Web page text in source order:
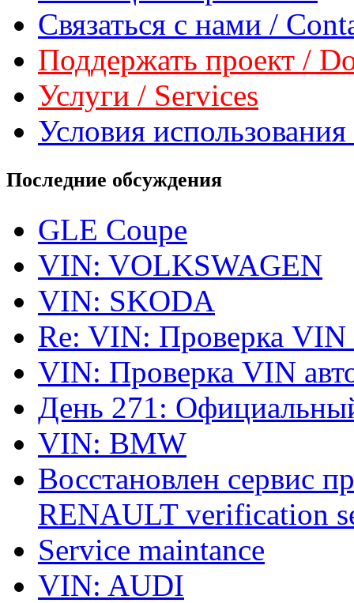
Связаться с нами /
Поддержать проект /
Услуги / Services
Условия
Последние обсуждения
GLE Coupe
VIN: VOLKSWAGEN
VIN: SKODA
Re: VIN: Проверка VIN
VIN: Проверка VIN
День 271:
VIN: BMW
Восстановлен сервис
RENAULT verification
Service maintance
VIN: AUDI